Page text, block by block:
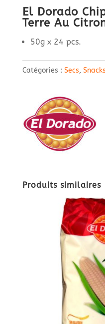
El Dorado
Terre Au
50g x 24 pcs.
Catégories : Secs, Snacks
Produits similaires